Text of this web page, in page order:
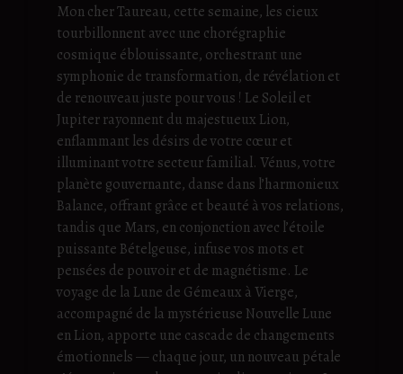
Mon cher Taureau, cette semaine, les cieux
tourbillonnent avec une chorégraphie
cosmique éblouissante, orchestrant une
symphonie de transformation, de révélation et
de renouveau juste pour vous ! Le Soleil et
Jupiter rayonnent du majestueux Lion,
enflammant les désirs de votre cœur et
illuminant votre secteur familial. Vénus, votre
planète gouvernante, danse dans l’harmonieux
Balance, offrant grâce et beauté à vos relations,
tandis que Mars, en conjonction avec l’étoile
puissante Bételgeuse, infuse vos mots et
pensées de pouvoir et de magnétisme. Le
voyage de la Lune de Gémeaux à Vierge,
accompagné de la mystérieuse Nouvelle Lune
en Lion, apporte une cascade de changements
émotionnels — chaque jour, un nouveau pétale